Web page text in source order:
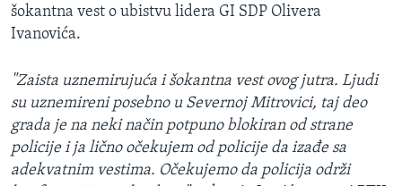
šokantna vest o ubistvu lidera GI SDP Olivera
Ivanovića.
"Zaista uznemirujuća i šokantna vest ovog jutra. Ljudi
su uznemireni posebno u Severnoj Mitrovici, taj deo
grada je na neki način potpuno blokiran od strane
policije i ja lično očekujem od policije da izađe sa
adekvatnim vestima. Očekujemo da policija održi